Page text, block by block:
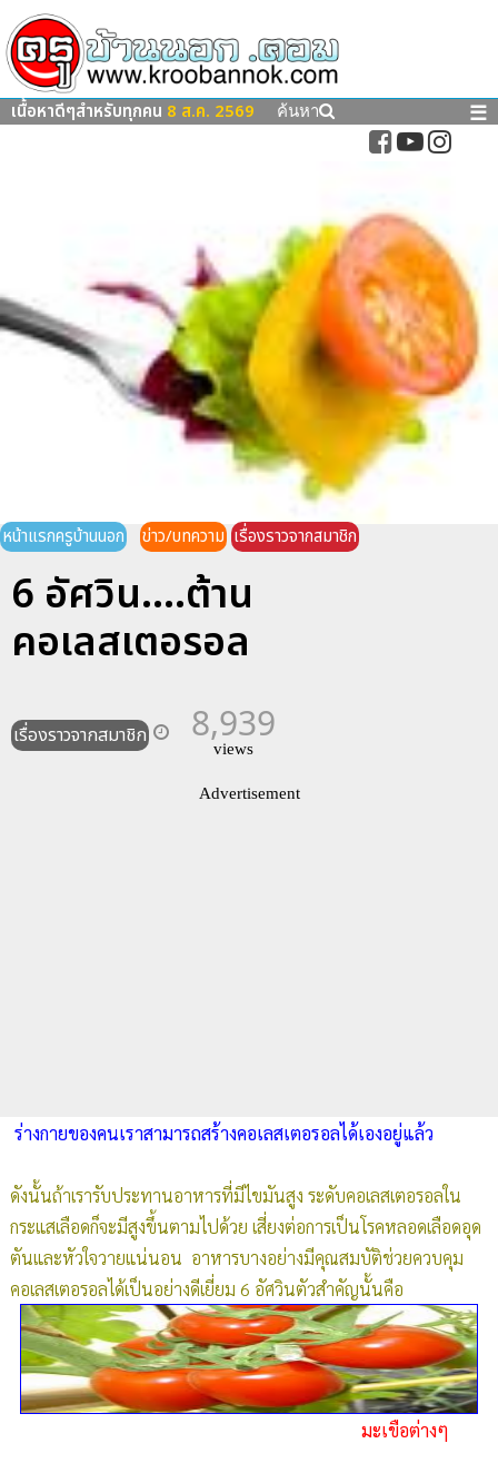
เนื้อหาดีๆสำหรับทุกคน 8 ส.ค. 2569 ค้นหา ☰
หน้าแรกครูบ้านนอก ข่าว/บทความ เรื่องราวจากสมาชิก
6 อัศวิน....ต้าน
คอเลสเตอรอล
เรื่องราวจากสมาชิก 8,939
views
Advertisement
ร่างกายของคนเราสามารถสร้างคอเลสเตอรอลได้เองอยู่แล้ว
ดังนั้นถ้าเรารับประทานอาหารที่มีไขมันสูง ระดับคอเลสเตอรอลใน
กระแสเลือดก็จะมีสูงขึ้นตามไปด้วย เสี่ยงต่อการเป็นโรคหลอดเลือดอุด
ตันและหัวใจวายแน่นอน อาหารบางอย่างมีคุณสมบัติช่วยควบคุม
คอเลสเตอรอลได้เป็นอย่างดีเยี่ยม 6 อัศวินตัวสำคัญนั้นคือ
มะเขือต่างๆ